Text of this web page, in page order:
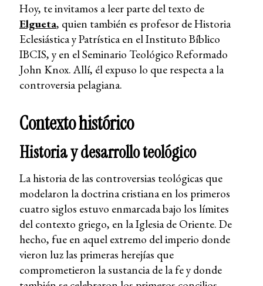
Hoy, te invitamos a leer parte del texto de
Elgueta, quien también es profesor de Historia
Eclesiástica y Patrística en el Instituto Bíblico
IBCIS, y en el Seminario Teológico Reformado
John Knox. Allí, él expuso lo que respecta a la
controversia pelagiana.
Contexto histórico
Historia y desarrollo teológico
La historia de las controversias teológicas que
modelaron la doctrina cristiana en los primeros
cuatro siglos estuvo enmarcada bajo los límites
del contexto griego, en la Iglesia de Oriente. De
hecho, fue en aquel extremo del imperio donde
vieron luz las primeras herejías que
comprometieron la sustancia de la fe y donde